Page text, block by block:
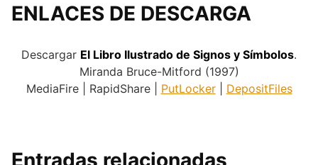
ENLACES DE DESCARGA
Descargar El Libro Ilustrado de Signos y Símbolos.
Miranda Bruce-Mitford (1997)
MediaFire | RapidShare | PutLocker| DepositFiles
Entradas relacionadas